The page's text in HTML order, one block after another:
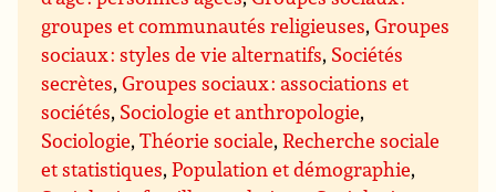
groupes et communautés religieuses,Groupes
sociaux : styles de vie alternatifs, Sociétés
secrètes,Groupes sociaux : associations et
sociétés, Sociologie et anthropologie,
Sociologie,Théorie sociale,Recherche sociale
et statistiques,Population et démographie,